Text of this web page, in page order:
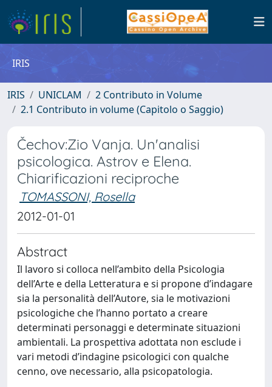
IRIS
IRIS UNICLAM
2 Contributo in Volume
2.1 Contributo in volume (Capitolo o Saggio)
Čechov:Zio Vanja. Un'analisi
psicologica. Astrov e Elena.
Chiarificazioni reciproche
TOMASSONI, Rosella
2012-01-01
Abstract
Il lavoro si colloca nell’ambito della Psicologia
dell’Arte e della Letteratura e si propone d’indagare
sia la personalità dell’Autore, sia le motivazioni
psicologiche che l’hanno portato a creare
determinati personaggi e determinate situazioni
ambientali. La prospettiva adottata non esclude i
vari metodi d’indagine psicologici con qualche
cenno, ove necessario, alla psicopatologia.